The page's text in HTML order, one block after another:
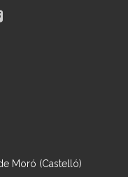
Moró (Castelló)